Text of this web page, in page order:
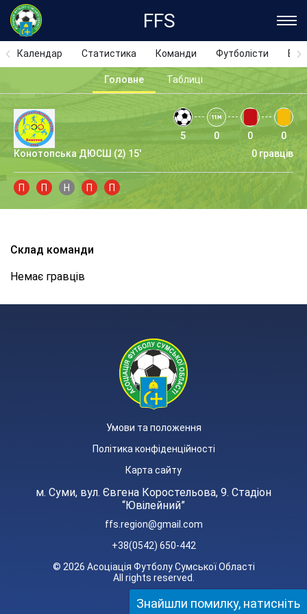
FFS
Календар Статистика Команди Футболісти
Головне Таблиці
Конотопська ДЮСШ (2) 15' 0 гравців
П П Н П П
5 0 0 0
Склад команди
Немає гравців
Умови та положення
Політика конфіденційності
Карта сайту
м. Суми, вул. Євгена Коростельова, 9. Стадіон
“Ювілейний”
ffs.region@gmail.com
+38(0542) 650-442
© 2026 Асоціація Футболу Сумської Області
All rights reserved.
Знайшли помилку, натисніть